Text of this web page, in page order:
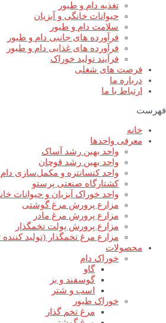
تغذیه دام و طیور
حیوانات خانگی و آبزیان
سلامت دام و طیور
فرآورده های جانبی دام و طیور
فرآورده های غذایی دام و طیور
فرآیند تولید خوراک
فرصت های شغلی
درباره ما
ارتباط با ما
فهرست
خانه
معرفی واحدها
واحد بهین رشد آساک
واحد بهین رشد قوچان
واحد کنسانتره و مکمل‌سازی
کشتارگاه صنعتی پرستو
واحد خوراک آبزیان و حیوانات
مزارع پرورش مرغ گوشتی
مزارع پرورش مرغ مادر
مزارع پرورش پولت تخمگذار
مزارع مرغ تخمگذار (تولید
محصولات
خوراک دام
گاو
گوسفند و بز
اسب و شتر
خوراک طیور
مرغ تخم گذار